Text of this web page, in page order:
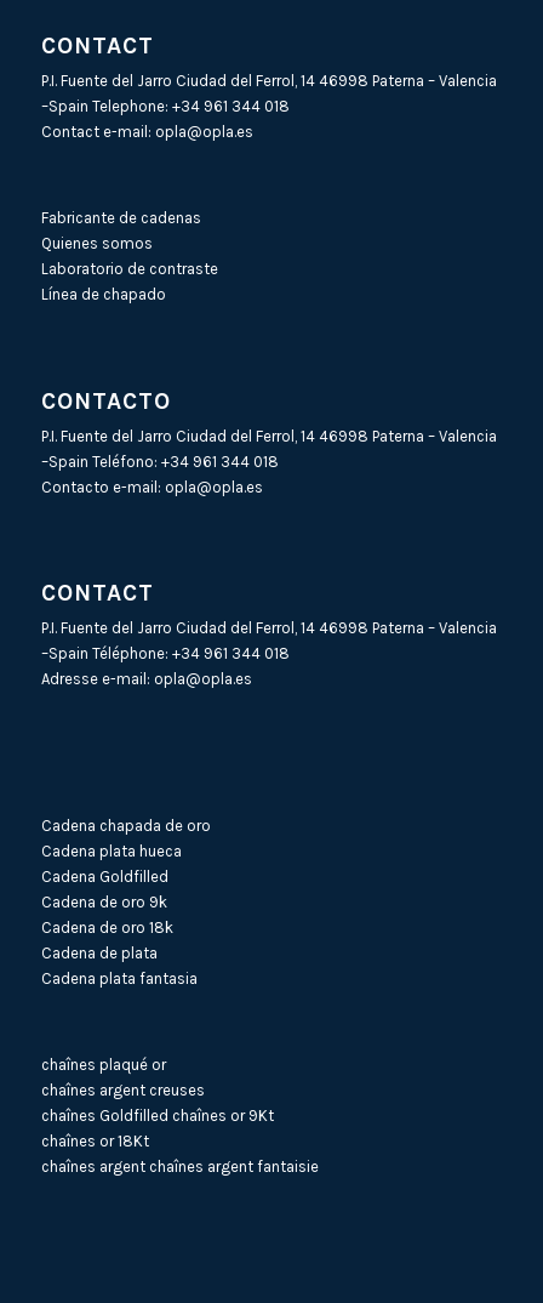
CONTACT
P.I. Fuente del Jarro Ciudad del Ferrol, 14 46998 Paterna – Valencia
–Spain Telephone: +34 961 344 018
Contact e-mail: opla@opla.es
Fabricante de cadenas
Quienes somos
Laboratorio de contraste
Línea de chapado
CONTACTO
P.I. Fuente del Jarro Ciudad del Ferrol, 14 46998 Paterna – Valencia
–Spain Teléfono: +34 961 344 018
Contacto e-mail: opla@opla.es
CONTACT
P.I. Fuente del Jarro Ciudad del Ferrol, 14 46998 Paterna – Valencia
–Spain Téléphone: +34 961 344 018
Adresse e-mail: opla@opla.es
Cadena chapada de oro
Cadena plata hueca
Cadena Goldfilled
Cadena de oro 9k
Cadena de oro 18k
Cadena de plata
Cadena plata fantasia
chaînes plaqué or
chaînes argent creuses
chaînes Goldfilled chaînes or 9Kt
chaînes or 18Kt
chaînes argent chaînes argent fantaisie